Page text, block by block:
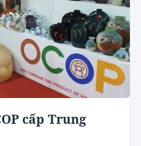
cấp Trung